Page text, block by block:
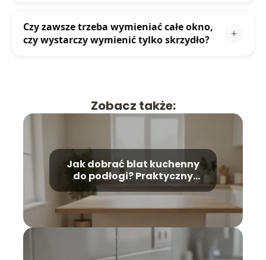
Czy zawsze trzeba wymieniać całe okno,
czy wystarczy wymienić tylko skrzydło?
Zobacz także:
Jak dobrać blat kuchenny
do podłogi? Praktyczny
poradnik